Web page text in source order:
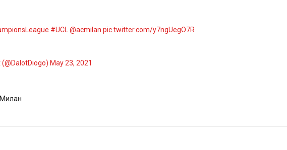
#UCL @acmilan pic.twitter.com/y7ngUegO7R
May 23, 2021